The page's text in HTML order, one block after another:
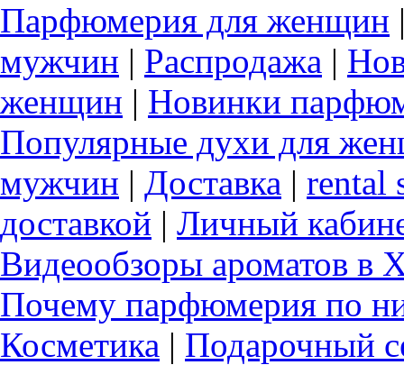
Парфюмерия для женщин
мужчин | Распродажа |
женщин | Новинки
Популярные духи для
мужчин | Доставка | rental
доставкой | Личный
Видеообзоры ароматов в
Почему парфюмерия по
Косметика | Подарочный